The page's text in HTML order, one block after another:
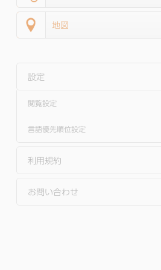
地図
設定
閲覧設定
言語優先順位設定
利用規約
お問い合わせ